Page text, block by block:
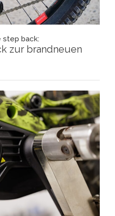
step back:
zur brandneuen